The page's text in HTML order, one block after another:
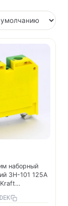
наборный
ЗН-101 125А